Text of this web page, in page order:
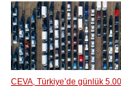
CEVA, Türkiye’de günlük